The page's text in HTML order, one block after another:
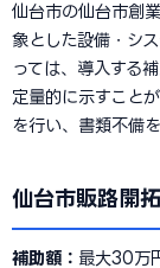
仙台市の仙台市創
象とした設備・シ
っては、導入する
定量的に示すこと
を行い、書類不備
仙台市販路開
補助額： 最大30万